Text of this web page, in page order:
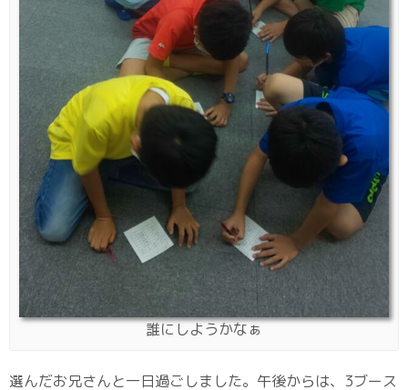
誰にしようかなぁ
選んだお兄さんと一日過ごしました。午後からは、3ブース